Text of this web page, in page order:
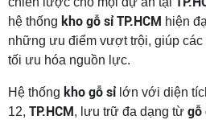
hệ thống kho gỗ sỉ TP.HCM hiện
những ưu điểm vượt trội, giúp các
tối ưu hóa nguồn lực.
Hệ thống kho gỗ sỉlớn với diện
12, TP.HCM, lưu trữ đa dạng từ gỗ